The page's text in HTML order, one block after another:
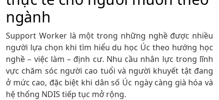
ngành
Support Worker là một trong những nghề được nhiều
người lựa chọn khi tìm hiểu du học Úc theo hướng học
nghề – việc làm – định cư. Nhu cầu nhân lực trong lĩnh
vực chăm sóc người cao tuổi và người khuyết tật đang
ở mức cao, đặc biệt khi dân số Úc ngày càng già hóa và
hệ thống NDIS tiếp tục mở rộng.